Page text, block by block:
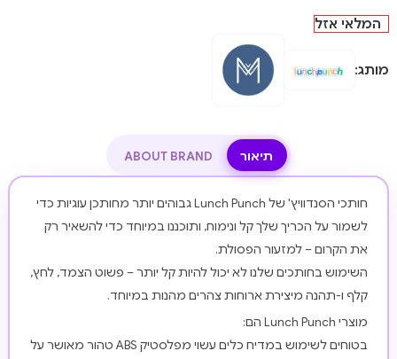
המלאי אזל
מותג:
תיאור ABOUT BRAND
חותכי הסנדוויץ' של Lunch Punch גבוהים יותר מחותכן עוגיות כדי
לשמור על הכריך שלך קל ונימוח, ותוכננו במיוחד כדי להשאיר רק
את הקרום – למזעור הפסולת.
השימוש בחותכים שלנו לא יכול להיות קל יותר – פשוט הצמד, לחץ,
קלף ו-תהנה מיצירת ארוחות צהרים מהנות במיוחד.
מוצרי Lunch Punch הם:
בטוחים לשימוש במדיח כלים עשוי מפלסטיק ABS טהור מאושר על